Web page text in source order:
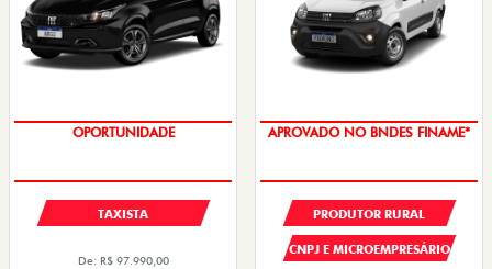
OPORTUNIDADE
TAXISTA
De: R$ 97.990,00
APROVADO NO BNDES FINAME*
PRODUTOR RURAL
CNPJ E MICROEMPRESÁRIO